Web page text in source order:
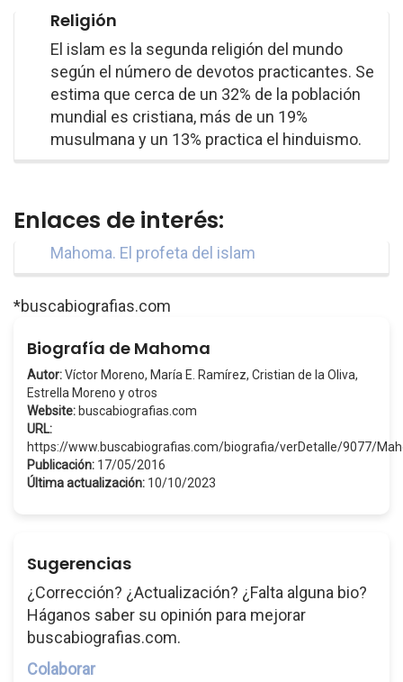
Religión
El islam es la segunda religión del mundo
según el número de devotos practicantes. Se
estima que cerca de un 32% de la población
mundial es cristiana, más de un 19%
musulmana y un 13% practica el hinduismo.
Enlaces de interés:
Mahoma. El profeta del islam
*buscabiografias.com
Biografía de Mahoma
Autor:Víctor Moreno, María E. Ramírez, Cristian de la Oliva,
Estrella Moreno y otros
Website: buscabiografias.com
URL:
https://www.buscabiografias.com/biografia/verDetalle/9077/
Publicación: 17/05/2016
Última actualización: 10/10/2023
Sugerencias
¿Corrección? ¿Actualización? ¿Falta alguna bio?
Háganos saber su opinión para mejorar
buscabiografias.com.
Colaborar